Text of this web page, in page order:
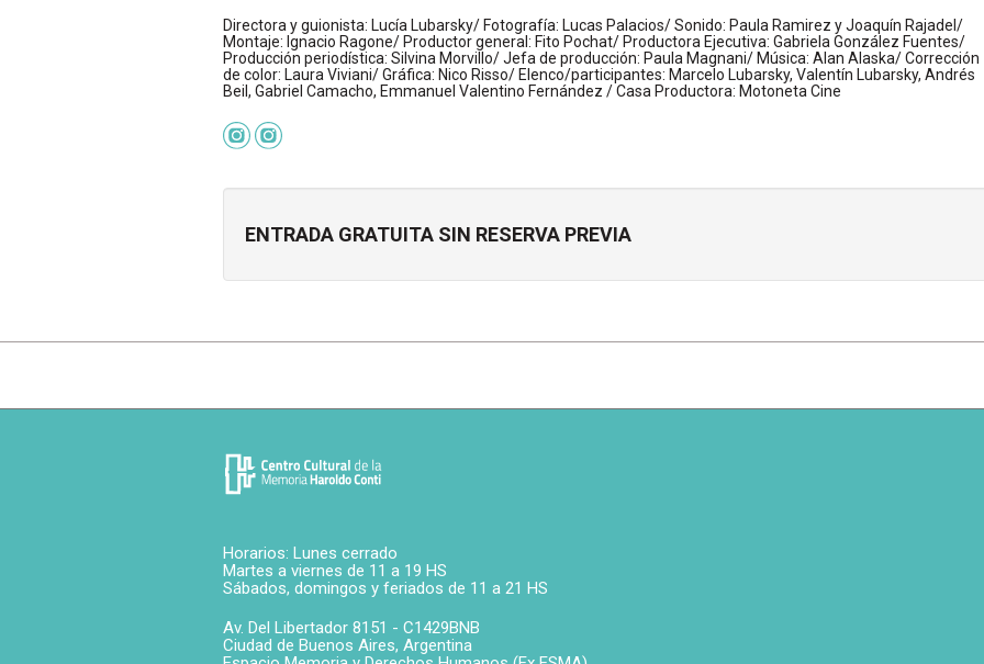
Directora y guionista: Lucía Lubarsky/ Fotografía: Lucas Palacios/ Sonido: Paula Ramirez y Joaquín Rajadel/
Montaje: Ignacio Ragone/ Productor general: Fito Pochat/ Productora Ejecutiva: Gabriela González Fuentes/
Producción periodística: Silvina Morvillo/ Jefa de producción: Paula Magnani/ Música: Alan Alaska/ Corrección
de color: Laura Viviani/ Gráfica: Nico Risso/ Elenco/participantes: Marcelo Lubarsky, Valentín Lubarsky, Andrés
Beil, Gabriel Camacho, Emmanuel Valentino Fernández / Casa Productora: Motoneta Cine
ENTRADA GRATUITA SIN RESERVA PREVIA
Horarios: Lunes cerrado
Martes a viernes de 11 a 19 HS
Sábados, domingos y feriados de 11 a 21 HS
Av. Del Libertador 8151 - C1429BNB
Ciudad de Buenos Aires, Argentina